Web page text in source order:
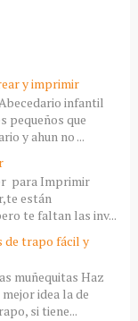
y imprimir
infantil
pequeños que
y ahun no ...
para Imprimir
están
te faltan las inv...
de trapo fácil y
muñequitas Haz
idea la de
si tiene...